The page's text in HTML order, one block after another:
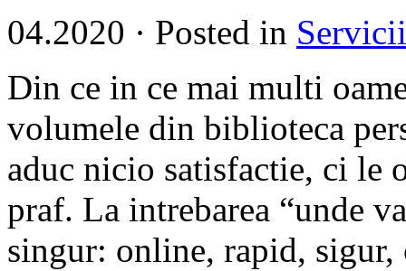
04.2020 · Posted in
Din ce in ce mai multi
volumele din biblioteca
aduc nicio satisfactie, ci le
praf. La intrebarea “unde
singur: online, rapid, sigur,